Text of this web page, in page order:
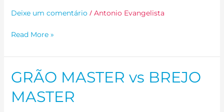
Deixe um comentário / Antonio Evangelista
Read More »
GRÃO MASTER vs BREJO
MASTER
GRÃO
MASTER
vs